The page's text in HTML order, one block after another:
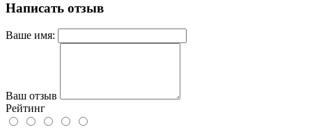
Написать отзыв
Ваше имя:
Ваш отзыв
Рейтинг